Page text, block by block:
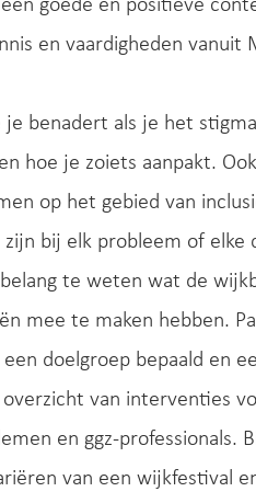
goede en positieve
en vaardigheden vanuit
benadert als je het
hoe je zoiets aanpakt.
op het gebied van
bij elk probleem of elke
te weten wat de
mee te maken hebben.
doelgroep bepaald en
van interventies
en ggz-professionals.
van een wijkfestival